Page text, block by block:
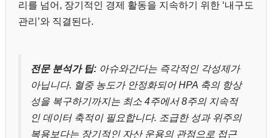
리를 넘어, 장기적인 경제 활동을 지속하기 위한 ‘내구도
관리’와 직결된다.
전문 분석가 팁: 아슈와간다는 즉각적인 각성제가
아닙니다. 혈중 농도가 안정화되어 HPA 축의 항상
성을 복구하기까지는 최소 4주에서 8주의 지속적
인 데이터 축적이 필요합니다. 조급한 성과 위주의
복용보다는 장기적인 자산 운용의 관점으로 접근